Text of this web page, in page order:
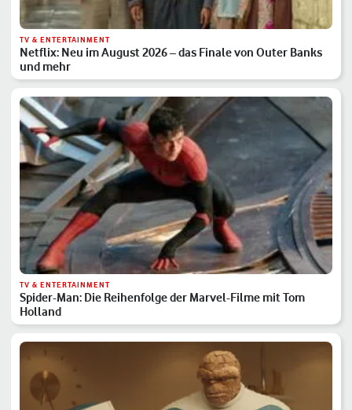
TV & ENTERTAINMENT
Netflix: Neu im August 2026 – das Finale von Outer Banks
und mehr
TV & ENTERTAINMENT
Spider-Man: Die Reihenfolge der Marvel-Filme mit Tom
Holland